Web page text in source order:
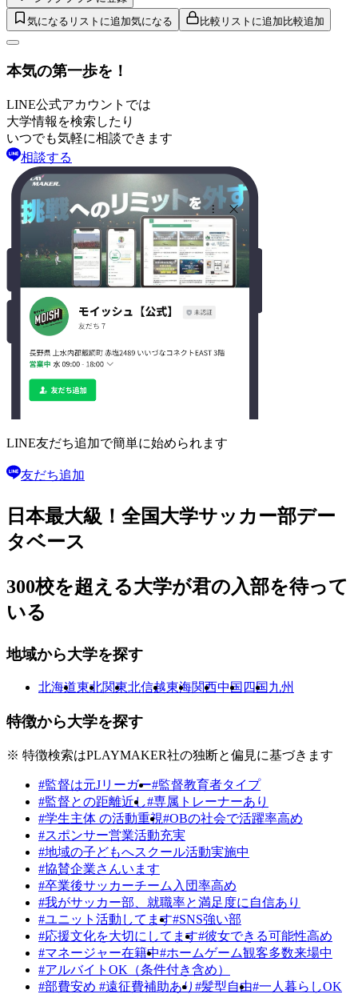
気になるリストに追加気になる 比較リストに追加 比較追加
本気の第一歩を！
LINE公式アカウントでは
大学情報を検索したり
いつでも気軽に相談できます
相談する
LINE友だち追加で簡単に始められます
友だち追加
日本最大級！ 全国大学サッカー部デー
タベース
300校を超える大学が君の入部を待って
いる
地域から大学を探す
北海道東北関東北信越東海関西中国 四国 九州
特徴から大学を探す
※ 特徴検索はPLAYMAKER社の独断と偏見に基づきます
#監督は元Jリーガー#監督教育者タイプ
#監督との距離近し#専属トレーナーあり
#学生主体 の活動重視#OBの社会で活躍率高め
#スポンサー営業活動充実
#地域の子どもへスクール活動実施中
#協賛企業さんいます
#卒業後サッカーチーム入団率高め
#我がサッカー部、就職率と満足度に自信あり
#ユニット活動してます#SNS強い部
#応援文化を大切にしてます#彼女できる可能性高め
#マネージャー在籍中#ホームゲーム観客多数来場中
#アルバイトOK（条件付き含め）
#部費安め #遠征費補助あり #髪型自由#一人暮らしOK